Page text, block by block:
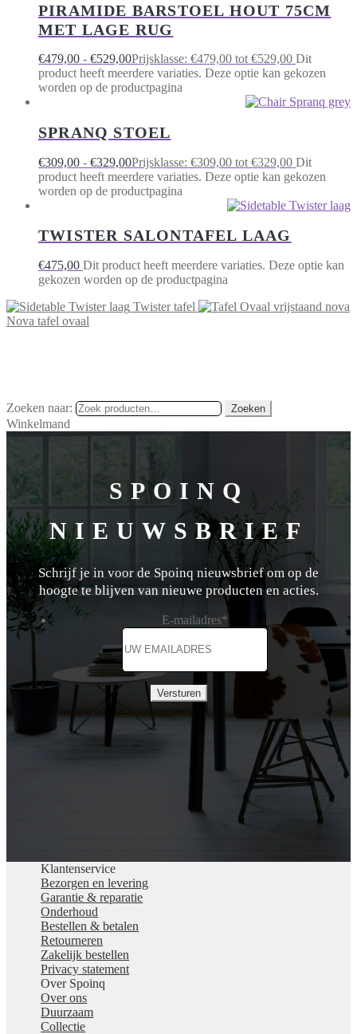
PIRAMIDE BARSTOEL HOUT 75CM
MET LAGE RUG
€479,00 - €529,00Prijsklasse: €479,00 tot €529,00 Dit
product heeft meerdere variaties. Deze optie kan gekozen
worden op de productpagina
SPRANQ STOEL
€309,00 - €329,00Prijsklasse: €309,00 tot €329,00 Dit
product heeft meerdere variaties. Deze optie kan gekozen
worden op de productpagina
TWISTER SALONTAFEL LAAG
€475,00 Dit product heeft meerdere variaties. Deze optie kan
gekozen worden op de productpagina
Twister tafel
Nova tafel ovaal
Zoeken naar: Zoeken
Winkelmand
SPOINQ
NIEUWSBRIEF
Schrijf je in voor de Spoinq nieuwsbrief om op de
hoogte te blijven van nieuwe producten en acties.
E-mailadres*
Versturen
Klantenservice
Bezorgen en levering
Garantie & reparatie
Onderhoud
Bestellen & betalen
Retourneren
Zakelijk bestellen
Privacy statement
Over Spoinq
Over ons
Duurzaam
Collectie